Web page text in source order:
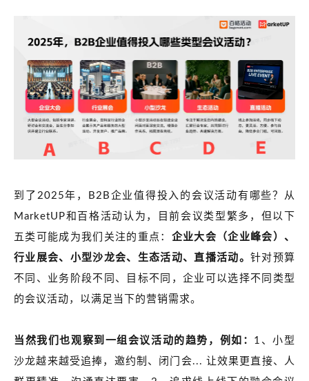
到了2025年，B2B企业值得投入的会议活动有哪些？从
MarketUP和百格活动认为，目前会议类型繁多，但以下
五类可能成为我们关注的重点： 企业大会（企业峰会）、
行业展会、小型沙龙会、生态活动、直播活动。 针对预算
不同、业务阶段不同、目标不同，企业可以选择不同类型
的会议活动，以满足当下的营销需求。
当然我们也观察到一组会议活动的趋势，例如： 1、小型
沙龙越来越受追捧，邀约制、闭门会... 让效果更直接、人